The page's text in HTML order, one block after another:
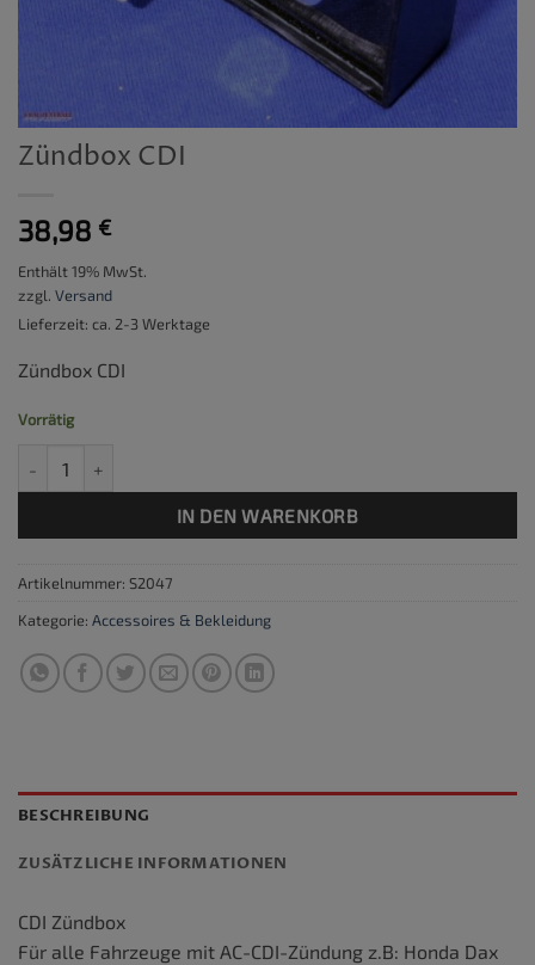
Zündbox CDI
38,98 €
Enthält 19% MwSt.
zzgl. Versand
Lieferzeit: ca. 2-3 Werktage
Zündbox CDI
Vorrätig
IN DEN WARENKORB
Artikelnummer: S2047
Kategorie: Accessoires & Bekleidung
BESCHREIBUNG
ZUSÄTZLICHE INFORMATIONEN
CDI Zündbox
Für alle Fahrzeuge mit AC-CDI-Zündung z.B: Honda Dax